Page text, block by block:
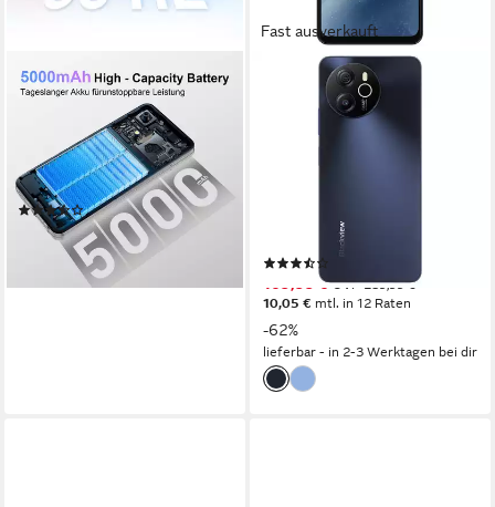
ZTE
Blade A35e Smartphone
16,56 cm/6,52 Zoll Bildschirmdiagonale
Speicherkapazität
8 MP Kamera
Produktdatenblatt
(92)
100,90 €
mtl. in 12 Raten
lieferbar - in 6-7 Werktagen bei dir
Fast ausverkauft
BLACKVIEW
64MP,5000mAh,33W,AI
Smartphone
Mobiles Internet
Produktdatenblatt
109,99 € UVP289,99 €
10,05 € mtl. in 12 Raten
-62%
lieferbar - in 2-3 Werktagen bei dir